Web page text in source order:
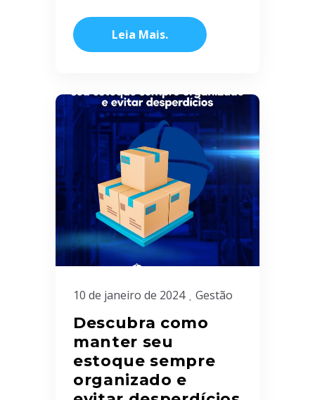
Leia Mais
10 de janeiro de 2024 Gestão
Descubra como
manter seu
estoque sempre
organizado e